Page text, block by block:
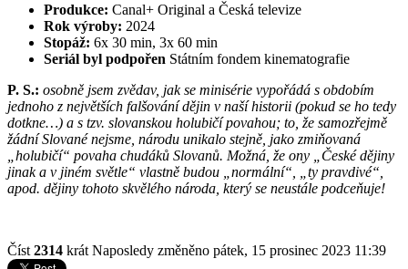
Produkce: Canal+ Original a Česká televize
Rok výroby: 2024
Stopáž: 6x 30 min, 3x 60 min
Seriál byl podpořen Státním fondem kinematografie
P. S.: osobně jsem zvědav, jak se minisérie vypořádá s obdobím
jednoho z největších falšování dějin v naší historii (pokud se ho tedy
dotkne…) a s tzv. slovanskou holubičí povahou; to, že samozřejmě
žádní Slované nejsme, národu unikalo stejně, jako zmiňovaná
„holubičí“ povaha chudáků Slovanů. Možná, že ony „České dějiny
jinak a v jiném světle“ vlastně budou „normální“, „ty pravdivé“,
apod. dějiny tohoto skvělého národa, který se neustále podceňuje!
Číst 2314 krát Naposledy změněno pátek, 15 prosinec 2023 11:39